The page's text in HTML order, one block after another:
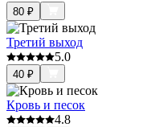
80 ₽
Третий выход
5.0
40 ₽
Кровь и песок
4.8